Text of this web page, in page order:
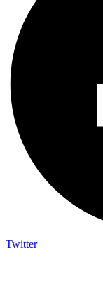
Twitter